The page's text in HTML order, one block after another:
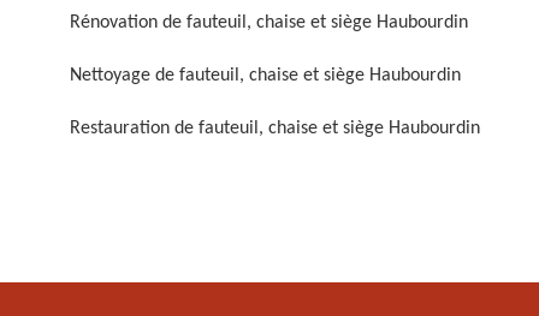
chaise et siège 59
Rénovation de fauteuil, chaise et siège Haubourdin
Nettoyage de fauteuil, chaise et siège Haubourdin
Restauration de fauteuil, chaise et siège Haubourdin